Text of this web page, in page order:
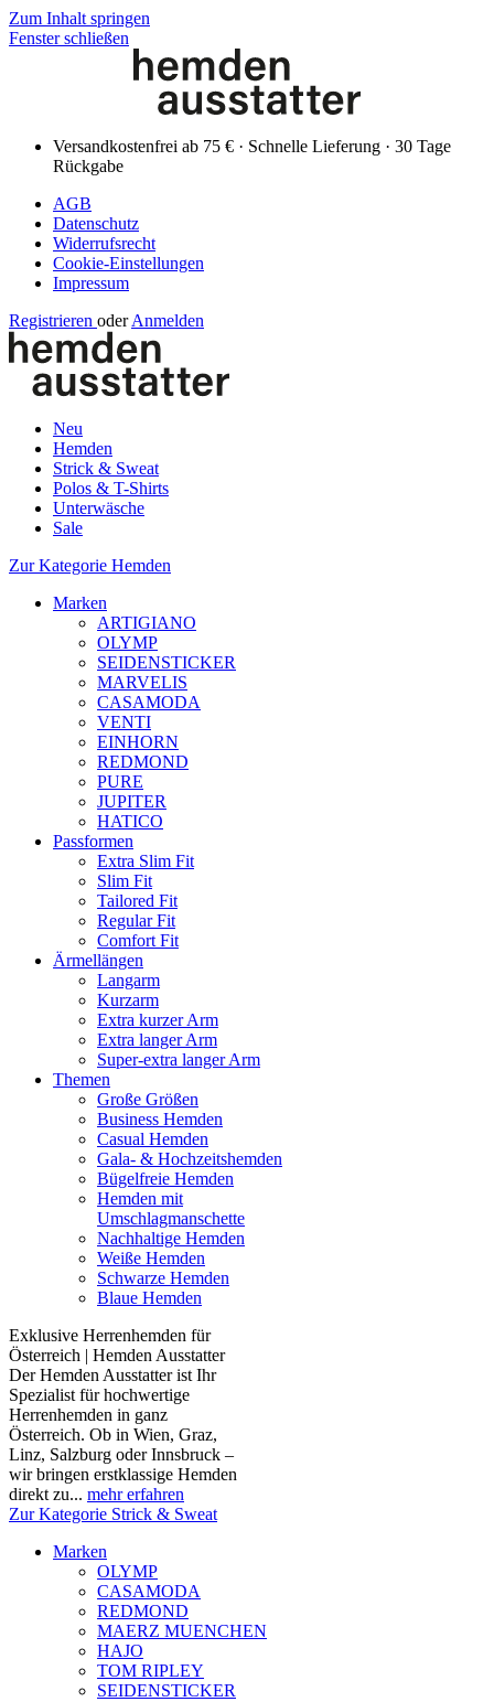
Zum Inhalt springen
Fenster schließen
Versandkostenfrei ab 75 € · Schnelle Lieferung · 30 Tage
Rückgabe
AGB
Datenschutz
Widerrufsrecht
Cookie-Einstellungen
Impressum
Registrieren oder Anmelden
Neu
Hemden
Strick & Sweat
Polos & T-Shirts
Unterwäsche
Sale
Zur Kategorie Hemden
Marken
ARTIGIANO
OLYMP
SEIDENSTICKER
MARVELIS
CASAMODA
VENTI
EINHORN
REDMOND
PURE
JUPITER
HATICO
Passformen
Extra Slim Fit
Slim Fit
Tailored Fit
Regular Fit
Comfort Fit
Ärmellängen
Langarm
Kurzarm
Extra kurzer Arm
Extra langer Arm
Super-extra langer Arm
Themen
Große Größen
Business Hemden
Casual Hemden
Gala- & Hochzeitshemden
Bügelfreie Hemden
Hemden mit
Umschlagmanschette
Nachhaltige Hemden
Weiße Hemden
Schwarze Hemden
Blaue Hemden
Exklusive Herrenhemden für
Österreich | Hemden Ausstatter
Der Hemden Ausstatter ist Ihr
Spezialist für hochwertige
Herrenhemden in ganz
Österreich. Ob in Wien, Graz,
Linz, Salzburg oder Innsbruck –
wir bringen erstklassige Hemden
direkt zu... mehr erfahren
Zur Kategorie Strick & Sweat
Marken
OLYMP
CASAMODA
REDMOND
MAERZ MUENCHEN
HAJO
TOM RIPLEY
SEIDENSTICKER